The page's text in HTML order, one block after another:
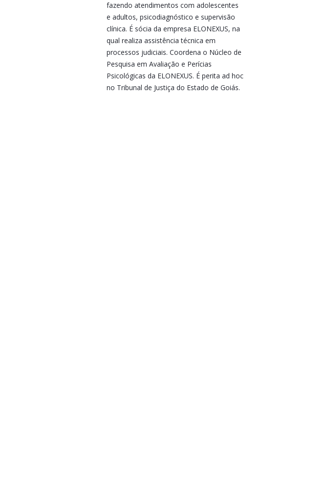
fazendo atendimentos com adolescentes
e adultos, psicodiagnóstico e supervisão
clínica. É sócia da empresa ELONEXUS, na
qual realiza assistência técnica em
processos judiciais. Coordena o Núcleo de
Pesquisa em Avaliação e Perícias
Psicológicas da ELONEXUS. É perita ad hoc
no Tribunal de Justiça do Estado de Goiás.